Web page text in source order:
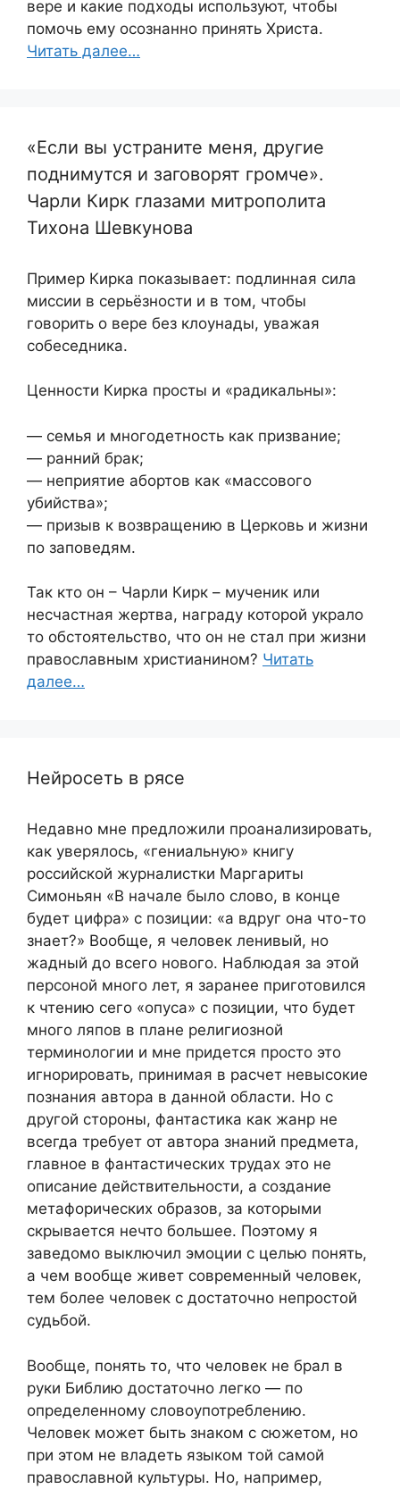
вере и какие подходы используют, чтобы
помочь ему осознанно принять Христа.
Читать далее…
«Если вы устраните меня, другие
поднимутся и заговорят громче».
Чарли Кирк глазами митрополита
Тихона Шевкунова
Пример Кирка показывает: подлинная сила
миссии в серьёзности и в том, чтобы
говорить о вере без клоунады, уважая
собеседника.
Ценности Кирка просты и «радикальны»:
— семья и многодетность как призвание;
— ранний брак;
— неприятие абортов как «массового
убийства»;
— призыв к возвращению в Церковь и жизни
по заповедям.
Так кто он – Чарли Кирк – мученик или
несчастная жертва, награду которой украло
то обстоятельство, что он не стал при жизни
православным христианином? Читать
далее…
Нейросеть в рясе
Недавно мне предложили проанализировать,
как уверялось, «гениальную» книгу
российской журналистки Маргариты
Симоньян «В начале было слово, в конце
будет цифра» с позиции: «а вдруг она что-то
знает?» Вообще, я человек ленивый, но
жадный до всего нового. Наблюдая за этой
персоной много лет, я заранее приготовился
к чтению сего «опуса» с позиции, что будет
много ляпов в плане религиозной
терминологии и мне придется просто это
игнорировать, принимая в расчет невысокие
познания автора в данной области. Но с
другой стороны, фантастика как жанр не
всегда требует от автора знаний предмета,
главное в фантастических трудах это не
описание действительности, а создание
метафорических образов, за которыми
скрывается нечто большее. Поэтому я
заведомо выключил эмоции с целью понять,
а чем вообще живет современный человек,
тем более человек с достаточно непростой
судьбой.
Вообще, понять то, что человек не брал в
руки Библию достаточно легко — по
определенному словоупотреблению.
Человек может быть знаком с сюжетом, но
при этом не владеть языком той самой
православной культуры. Но, например,